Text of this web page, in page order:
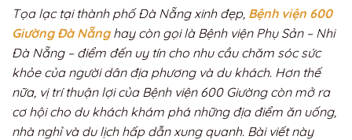
Tọa lạc tại thành phố Đà Nẵng xinh đẹp, Bệnh viện 600
Giường Đà Nẵng hay còn gọi là Bệnh viện Phụ Sản – Nhi
Đà Nẵng – điểm đến uy tín cho nhu cầu chăm sóc sức
khỏe của người dân địa phương và du khách. Hơn thế
nữa, vị trí thuận lợi của Bệnh viện 600 Giường còn mở ra
cơ hội cho du khách khám phá những địa điểm ăn uống,
nhà nghỉ và du lịch hấp dẫn xung quanh. Bài viết này